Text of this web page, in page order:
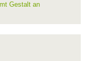
Gestalt an